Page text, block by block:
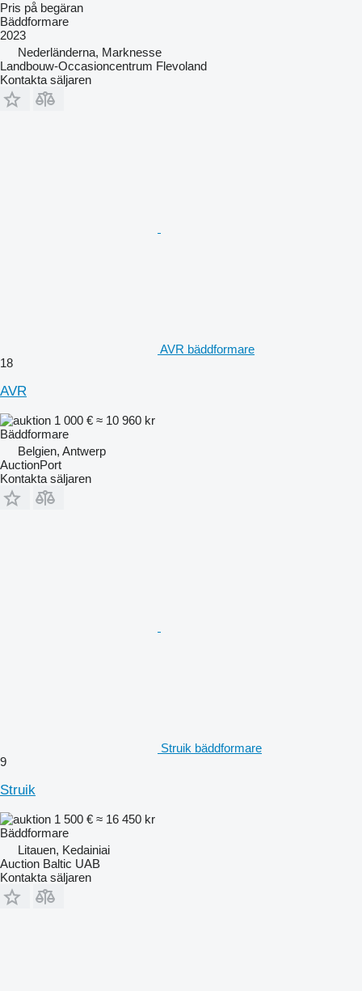
Pris på begäran
Bäddformare
2023
Nederländerna, Marknesse
Landbouw-Occasioncentrum Flevoland
Kontakta säljaren
AVR bäddformare
18
AVR
1 000 € ≈ 10 960 kr
Bäddformare
Belgien, Antwerp
AuctionPort
Kontakta säljaren
Struik bäddformare
9
Struik
1 500 € ≈ 16 450 kr
Bäddformare
Litauen, Kedainiai
Auction Baltic UAB
Kontakta säljaren